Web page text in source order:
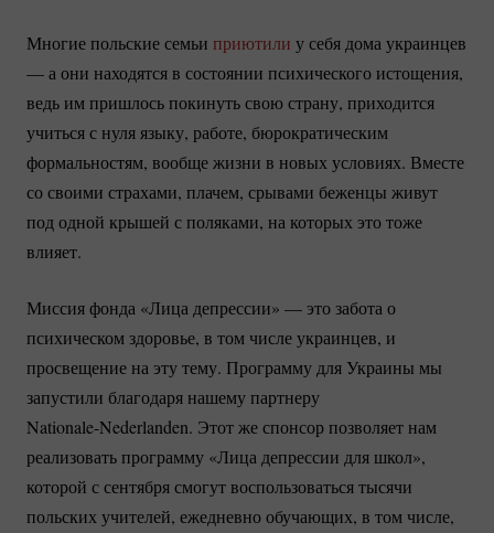
Многие польские семьи приютили у себя дома украинцев
— а они находятся в состоянии психического истощения,
ведь им пришлось покинуть свою страну, приходится
учиться с нуля языку, работе, бюрократическим
формальностям, вообще жизни в новых условиях. Вместе
со своими страхами, плачем, срывами беженцы живут
под одной крышей с поляками, на которых это тоже
влияет.
Миссия фонда «Лица депрессии» — это забота о
психическом здоровье, в том числе украинцев, и
просвещение на эту тему. Программу для Украины мы
запустили благодаря нашему партнеру
Nationale-Nederlanden. Этот же спонсор позволяет нам
реализовать программу «Лица депрессии для школ»,
которой с сентября смогут воспользоваться тысячи
польских учителей, ежедневно обучающих, в том числе,